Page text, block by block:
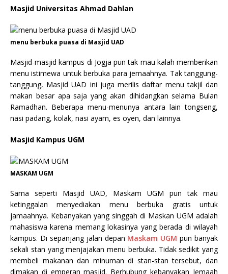
Masjid Universitas Ahmad Dahlan
menu berbuka puasa di Masjid UAD
Masjid-masjid kampus di Jogja pun tak mau kalah memberikan
menu istimewa untuk berbuka para jemaahnya. Tak tanggung-
tanggung, Masjid UAD ini juga merilis daftar menu takjil dan
makan besar apa saja yang akan dihidangkan selama Bulan
Ramadhan. Beberapa menu-menunya antara lain tongseng,
nasi padang, kolak, nasi ayam, es oyen, dan lainnya.
Masjid Kampus UGM
MASKAM UGM
Sama seperti Masjid UAD, Maskam UGM pun tak mau
ketinggalan menyediakan menu berbuka gratis untuk
jamaahnya. Kebanyakan yang singgah di Maskan UGM adalah
mahasiswa karena memang lokasinya yang berada di wilayah
kampus. Di sepanjang jalan depan Maskam UGM pun banyak
sekali stan yang menjajakan menu berbuka. Tidak sedikit yang
membeli makanan dan minuman di stan-stan tersebut, dan
dimakan di emperan masjid. Berhubung kebanyakan Jemaah